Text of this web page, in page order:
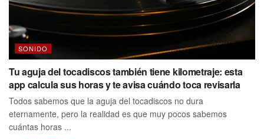
SONIDO
Tu aguja del tocadiscos también tiene kilometraje: esta
app calcula sus horas y te avisa cuándo toca revisarla
Todos sabemos que la aguja del tocadiscos no dura
eternamente, pero la realidad es que muy pocos sabemos
cuántas horas ...